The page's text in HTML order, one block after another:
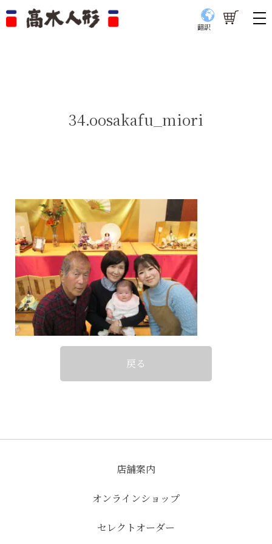
翻訳
34.oosakafu_miori
戻る
店舗案内
オンラインショップ
セレクトオーダー